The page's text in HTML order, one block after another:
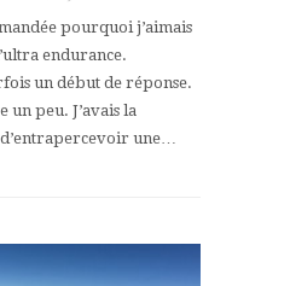
pourquoi j’aimais
endurance.
un début de réponse.
un peu. J’avais la
une…